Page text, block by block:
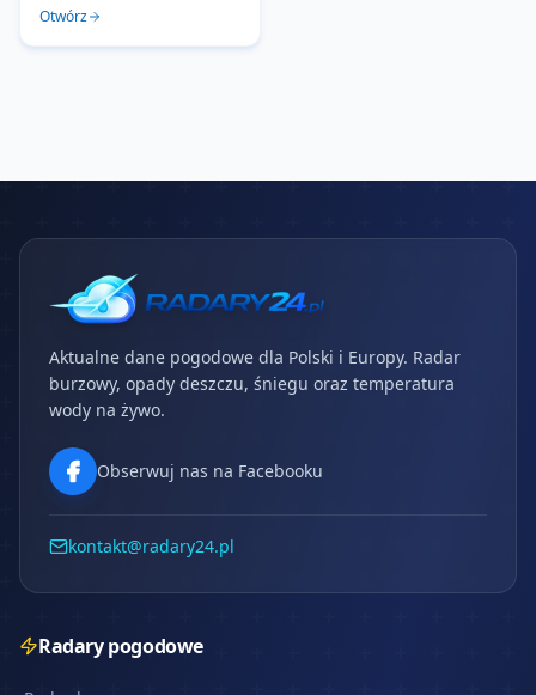
Otwórz
Aktualne dane pogodowe dla Polski i Europy. Radar
burzowy, opady deszczu, śniegu oraz temperatura
wody na żywo.
Obserwuj nas na Facebooku
kontakt@radary24.pl
Radary pogodowe